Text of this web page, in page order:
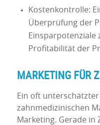
Kostenkontrolle:
Überprüfung der
Einsparpotenziale
Profitabilität der
MARKETING FÜR
Ein oft unterschätzter
zahnmedizinischen
Marketing. Gerade in